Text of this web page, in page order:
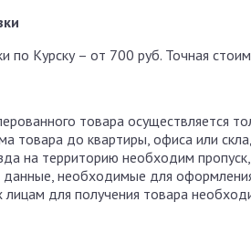
по Курску – от 700 руб. Точная
товара осуществляется
товара до квартиры, офиса или
на территорию необходим
необходимые для
для получения товара